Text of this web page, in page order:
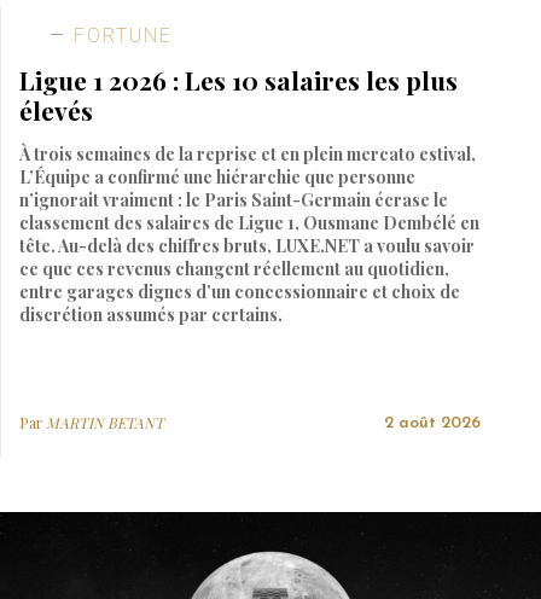
FORTUNE
Ligue 1 2026 : Les 10 salaires les plus
élevés
À trois semaines de la reprise et en plein mercato estival,
L’Équipe a confirmé une hiérarchie que personne
n’ignorait vraiment : le Paris Saint-Germain écrase le
classement des salaires de Ligue 1, Ousmane Dembélé en
tête. Au-delà des chiffres bruts, LUXE.NET a voulu savoir
ce que ces revenus changent réellement au quotidien,
entre garages dignes d’un concessionnaire et choix de
discrétion assumés par certains.
Par MARTIN BETANT 2 août 2026